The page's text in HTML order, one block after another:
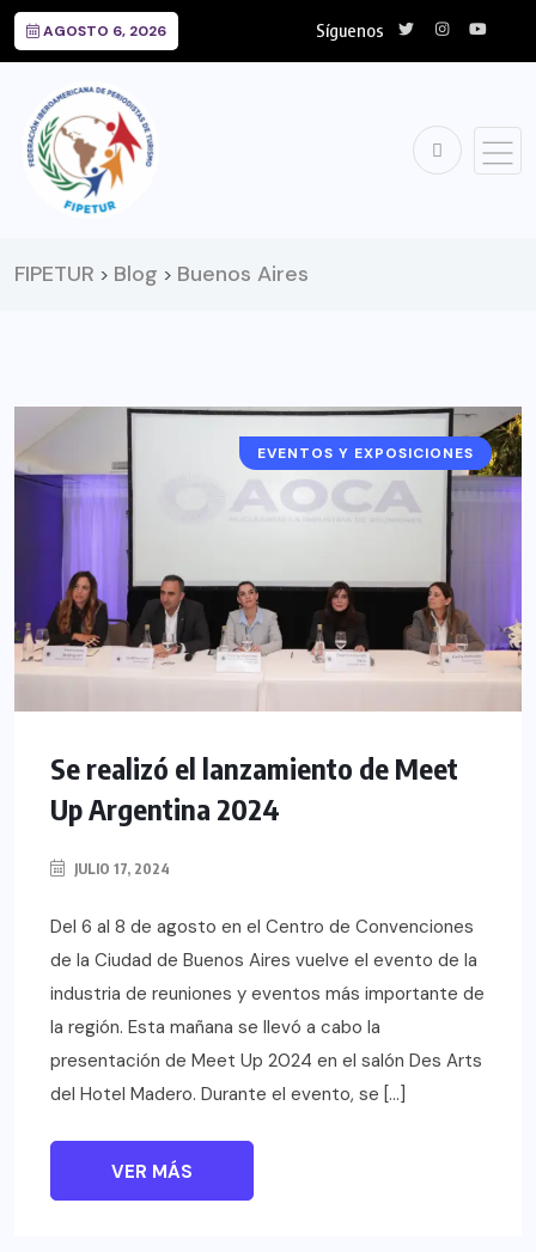
AGOSTO 6, 2026 Síguenos
FIPETUR > Blog > Buenos Aires
ARGENTINA
EVENTOS Y EXPOSICIONES
Se realizó el lanzamiento de Meet
Up Argentina 2024
JULIO 17, 2024
Del 6 al 8 de agosto en el Centro de Convenciones
de la Ciudad de Buenos Aires vuelve el evento de la
industria de reuniones y eventos más importante de
la región. Esta mañana se llevó a cabo la
presentación de Meet Up 2024 en el salón Des Arts
del Hotel Madero. Durante el evento, se […]
VER MÁS